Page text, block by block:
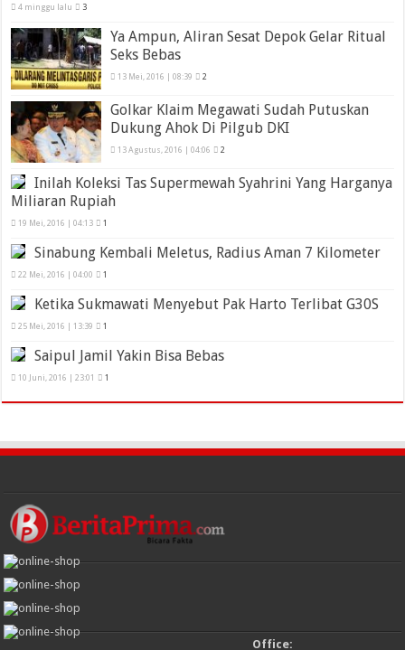
4 minggu lalu 3
Ya Ampun, Aliran Sesat Depok Gelar Ritual
Seks Bebas
13 Mei, 2016 | 08:39 2
Golkar Klaim Megawati Sudah Putuskan
Dukung Ahok Di Pilgub DKI
13 Agustus, 2016 | 04:06 2
Inilah Koleksi Tas Supermewah Syahrini Yang Harganya
Miliaran Rupiah
19 Mei, 2016 | 04:13 1
Sinabung Kembali Meletus, Radius Aman 7 Kilometer
22 Mei, 2016 | 04:00 1
Ketika Sukmawati Menyebut Pak Harto Terlibat G30S
25 Mei, 2016 | 13:39 1
Saipul Jamil Yakin Bisa Bebas
10 Juni, 2016 | 23:01 1
Office: